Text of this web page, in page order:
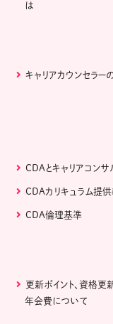
は
キャリアカウンセラー
CDAとキャリアコンサ
CDAカリキュラム提
CDA倫理基準
更新ポイント、資格更
年会費について